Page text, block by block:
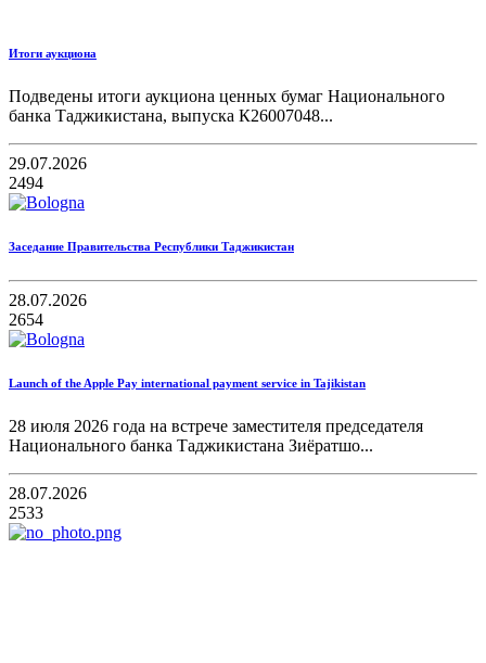
Итоги аукциона
Подведены итоги аукциона ценных бумаг Национального
банка Таджикистана, выпуска К26007048...
29.07.2026
2494
Заседание Правительства Республики Таджикистан
28.07.2026
2654
Launch of the Apple Pay international payment service in Tajikistan
28 июля 2026 года на встрече заместителя председателя
Национального банка Таджикистана Зиёратшо...
28.07.2026
2533